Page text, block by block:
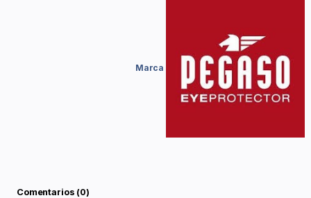
Marca
Comentarios (0)